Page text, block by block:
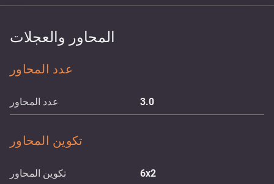
المحاور والعجلات
عدد المحاور
عدد المحاور 3.0
تكوين المحاور
تكوين المحاور 6x2